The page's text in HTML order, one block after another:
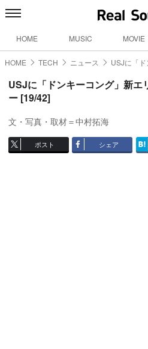
HOME MUSIC MOVIE
HOME TECH ニュース USJに「
USJに「ドンキーコング」新
ー [19/42]
文・写真・取材＝中村拓海
ポスト シェア